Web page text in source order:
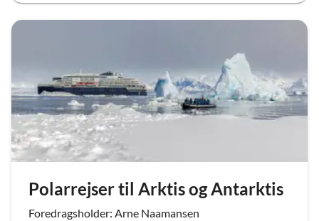
Polarrejser til Arktis og Antarktis
Foredragsholder: Arne Naamansen